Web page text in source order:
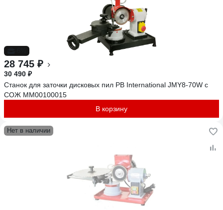
28 745 ₽
30 490 ₽
Станок для заточки дисковых пил PB International JMY8-70W с
СОЖ MM00100015
В корзину
Нет в наличии